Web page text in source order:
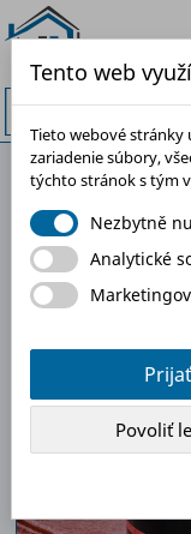
Tento web
Tieto webové stránky
zariadenie súbory,
týchto stránok s tým
Nezbytně
Analytické
Povoliť